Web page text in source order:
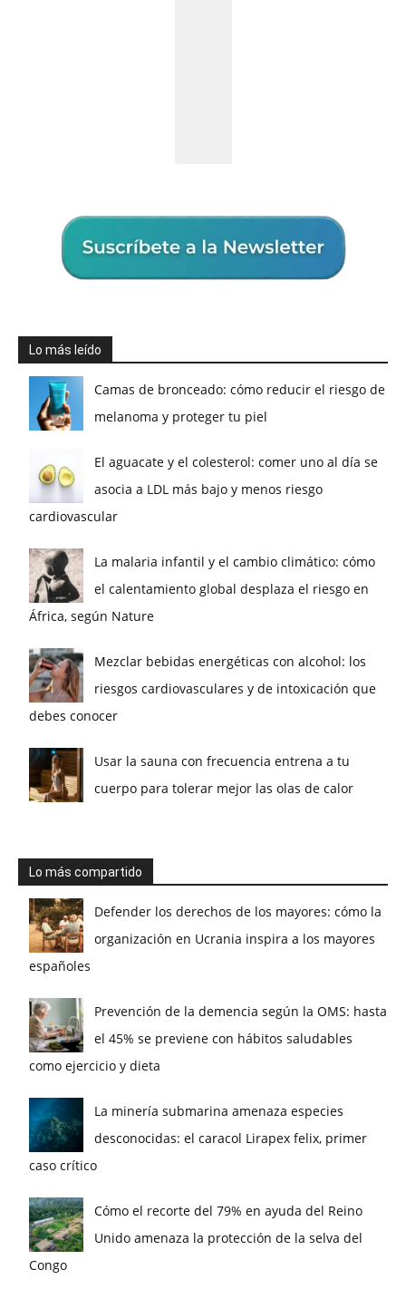
Lo más leído
Camas de bronceado: cómo reducir el riesgo de
melanoma y proteger tu piel
El aguacate y el colesterol: comer uno al día se
asocia a LDL más bajo y menos riesgo
cardiovascular
La malaria infantil y el cambio climático: cómo
el calentamiento global desplaza el riesgo en
África, según Nature
Mezclar bebidas energéticas con alcohol: los
riesgos cardiovasculares y de intoxicación que
debes conocer
Usar la sauna con frecuencia entrena a tu
cuerpo para tolerar mejor las olas de calor
Lo más compartido
Defender los derechos de los mayores: cómo la
organización en Ucrania inspira a los mayores
españoles
Prevención de la demencia según la OMS: hasta
el 45% se previene con hábitos saludables
como ejercicio y dieta
La minería submarina amenaza especies
desconocidas: el caracol Lirapex felix, primer
caso crítico
Cómo el recorte del 79% en ayuda del Reino
Unido amenaza la protección de la selva del
Congo